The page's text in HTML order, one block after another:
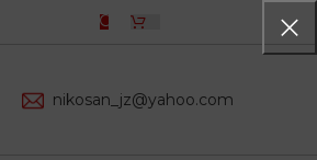
nikosan_jz@yahoo.com